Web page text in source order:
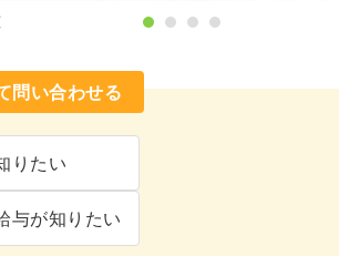
問い合わせる
りたい
与が知りたい